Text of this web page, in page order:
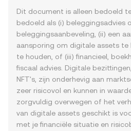
Dit document is alleen bedoeld
bedoeld als (i) beleggingsadvies
beleggingsaanbeveling, (ii) een
aansporing om digitale assets te
te houden, of (iii) financieel,
fiscaal advies. Digitale
NFT's, zijn onderhevig aan
zeer risicovol en kunnen in
zorgvuldig overwegen of het
van digitale assets geschikt is
met je financiële situatie en